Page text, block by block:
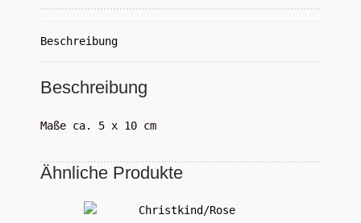
Beschreibung
Beschreibung
Maße ca. 5 x 10 cm
Ähnliche Produkte